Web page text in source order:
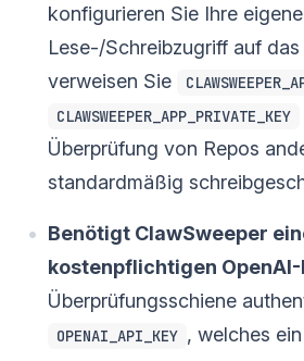
konfigurieren Sie Ihre
Lese-/Schreibzugriff auf das
verweisen Sie
CLAWSWEEPER_APP_PRIVATE_KEY
Überprüfung von Repos
standardmäßig
Benötigt ClawSweeper
kostenpflichtigen OpenAI-
Überprüfungsschiene
OPENAI_API_KEY , welches